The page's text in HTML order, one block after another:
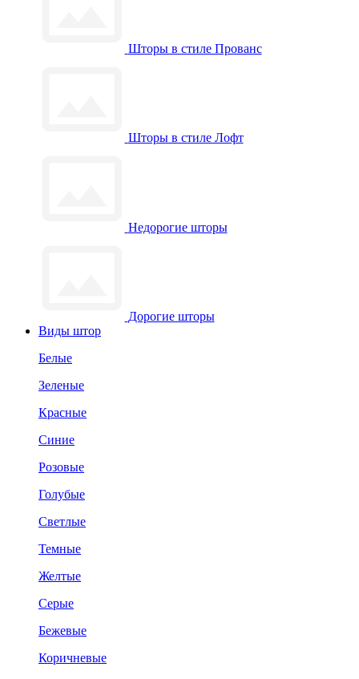
Шторы в стиле Прованс
Шторы в стиле Лофт
Недорогие шторы
Дорогие шторы
Виды штор
Белые
Зеленые
Красные
Синие
Розовые
Голубые
Светлые
Темные
Желтые
Серые
Бежевые
Коричневые